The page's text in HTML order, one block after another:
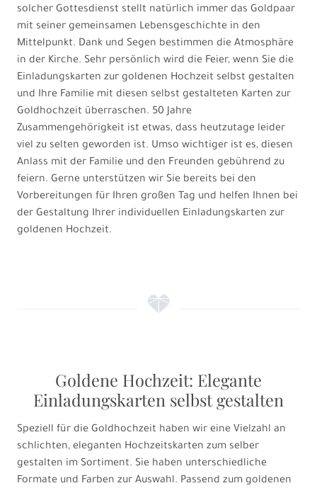
solcher Gottesdienst stellt natürlich immer das Goldpaar
mit seiner gemeinsamen Lebensgeschichte in den
Mittelpunkt. Dank und Segen bestimmen die Atmosphäre
in der Kirche. Sehr persönlich wird die Feier, wenn Sie die
Einladungskarten zur goldenen Hochzeit selbst gestalten
und Ihre Familie mit diesen selbst gestalteten Karten zur
Goldhochzeit überraschen. 50 Jahre
Zusammengehörigkeit ist etwas, dass heutzutage leider
viel zu selten geworden ist. Umso wichtiger ist es, diesen
Anlass mit der Familie und den Freunden gebührend zu
feiern. Gerne unterstützen wir Sie bereits bei den
Vorbereitungen für Ihren großen Tag und helfen Ihnen bei
der Gestaltung Ihrer individuellen Einladungskarten zur
goldenen Hochzeit.
f
Goldene Hochzeit: Elegante
Einladungskarten selbst gestalten
Speziell für die Goldhochzeit haben wir eine Vielzahl an
schlichten, eleganten Hochzeitskarten zum selber
gestalten im Sortiment. Sie haben unterschiedliche
Formate und Farben zur Auswahl. Passend zum goldenen